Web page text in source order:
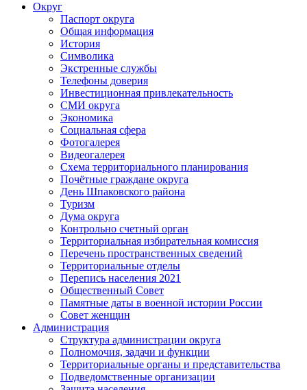
Округ
Паспорт округа
Общая информация
История
Символика
Экстренные службы
Телефоны доверия
Инвестиционная привлекательность
СМИ округа
Экономика
Социальная сфера
Фотогалерея
Видеогалерея
Схема территориального планирования
Почётные граждане округа
День Шпаковского района
Туризм
Дума округа
Контрольно счетный орган
Территориальная избирательная комиссия
Перечень пространственных сведений
Территориальные отделы
Перепись населения 2021
Общественный Совет
Памятные даты в военной истории России
Совет женщин
Администрация
Структура администрации округа
Полномочия, задачи и функции
Территориальные органы и представительства
Подведомственные организации